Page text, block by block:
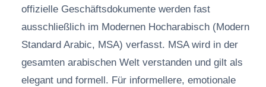
offizielle Geschäftsdokumente werden fast
ausschließlich im Modernen Hocharabisch (Modern
Standard Arabic, MSA) verfasst. MSA wird in der
gesamten arabischen Welt verstanden und gilt als
elegant und formell. Für informellere, emotionale